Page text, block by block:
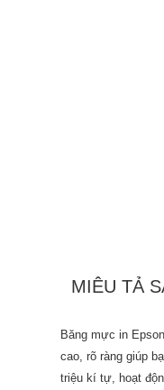
MIÊU TẢ
Băng mực in
cao, rõ ràng giúp
triệu kí tự, hoạt